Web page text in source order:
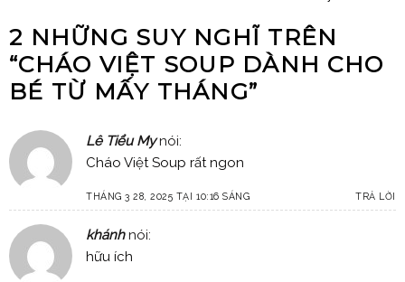
2 NHỮNG SUY NGHĨ TRÊN
“CHÁO VIỆT SOUP DÀNH CHO
BÉ TỪ MẤY THÁNG”
Lê Tiểu My nói:
Cháo Việt Soup rất ngon
THÁNG 3 28, 2025 TẠI 10:16 SÁNG TRẢ LỜI
khánh nói:
hữu ích